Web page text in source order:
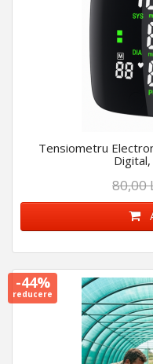
Tensiometru
80,00
-44%
reducere